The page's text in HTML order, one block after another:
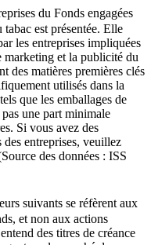
du Fonds engagées
est présentée. Elle
les entreprises impliquées
marketing et la publicité du
des matières premières clés
utilisés dans la
que les emballages de
une part minimale
Si vous avez des
des entreprises, veuillez
des données : ISS
suivants se réfèrent aux
et non aux actions
des titres de créance